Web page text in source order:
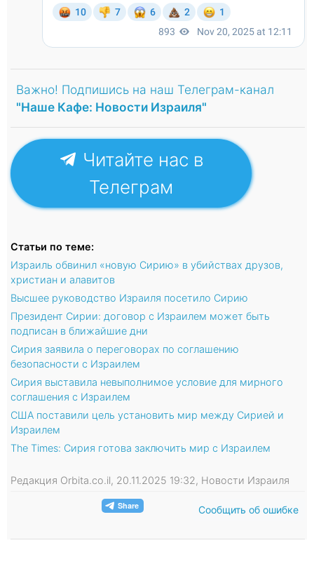
Важно! Подпишись на наш Телеграм-канал
"Наше Кафе: Новости Израиля"
Читайте нас в
Телеграм
Статьи по теме:
Израиль обвинил «новую Сирию» в убийствах друзов,
христиан и алавитов
Высшее руководство Израиля посетило Сирию
Президент Сирии: договор с Израилем может быть
подписан в ближайшие дни
Сирия заявила о переговорах по соглашению
безопасности с Израилем
Сирия выставила невыполнимое условие для мирного
соглашения с Израилем
США поставили цель установить мир между Сирией и
Израилем
The Times: Сирия готова заключить мир с Израилем
Редакция Orbita.co.il, 20.11.2025 19:32, Новости Израиля
Сообщить об ошибке